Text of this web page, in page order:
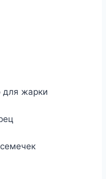
для жарки